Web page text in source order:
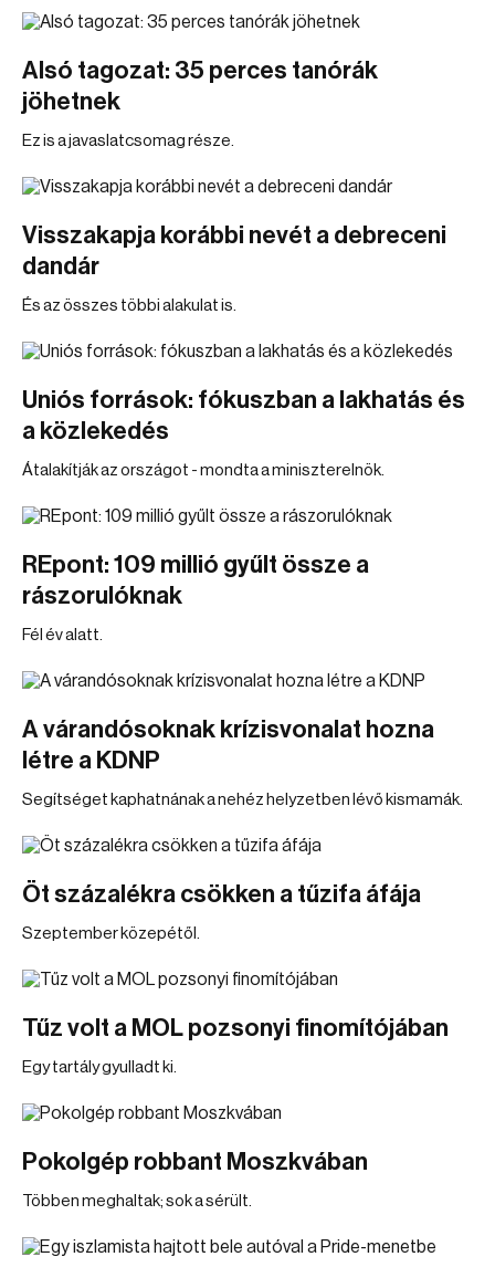
Alsó tagozat: 35 perces tanórák
jöhetnek
Ez is a javaslatcsomag része.
Visszakapja korábbi nevét a debreceni
dandár
És az összes többi alakulat is.
Uniós források: fókuszban a lakhatás és
a közlekedés
Átalakítják az országot - mondta a miniszterelnök.
REpont: 109 millió gyűlt össze a
rászorulóknak
Fél év alatt.
A várandósoknak krízisvonalat hozna
létre a KDNP
Segítséget kaphatnának a nehéz helyzetben lévő kismamák.
Öt százalékra csökken a tűzifa áfája
Szeptember közepétől.
Tűz volt a MOL pozsonyi finomítójában
Egy tartály gyulladt ki.
Pokolgép robbant Moszkvában
Többen meghaltak; sok a sérült.